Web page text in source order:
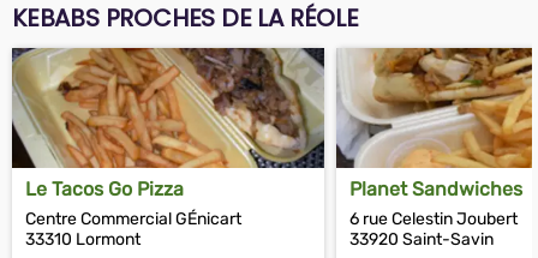
KEBABS PROCHES DE LA RÉOLE
Le Tacos Go Pizza
Centre Commercial GÉnicart
33310 Lormont
Planet Sandwiches
6 rue Celestin Joubert
33920 Saint-Savin